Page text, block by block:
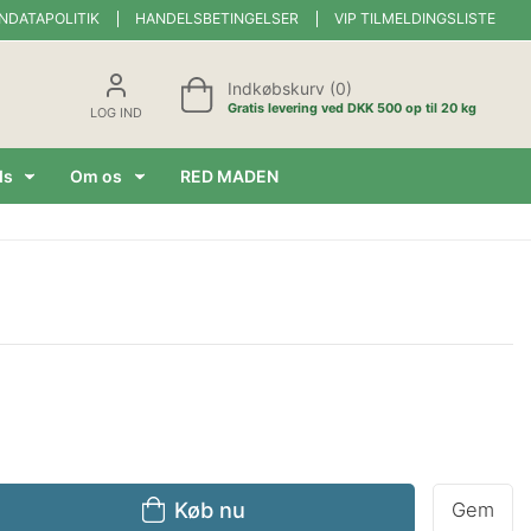
HANDELSBETINGELSER VIP TILMELDINGSLISTE
LOG IND
Indkøbskurv (0)
Gratis levering ved DKK 500 op til 20 kg
Om os RED MADEN
Køb nu Gem